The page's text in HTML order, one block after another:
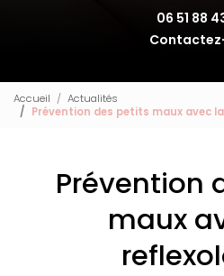
06 51 88
Accueil
Actualités
Prévention des petits maux avec
Prévention
maux